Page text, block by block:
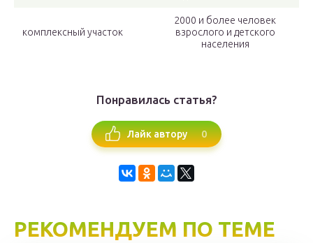
комплексный участок
2000 и более человек
взрослого и детского
населения
Понравилась статья?
Лайк автору 0
РЕКОМЕНДУЕМ ПО ТЕМЕ